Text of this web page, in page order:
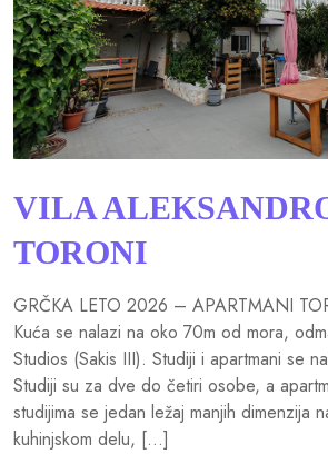
VILA
TORONI
GRČKA LETO 2026 – APARTMANI
Kuća se nalazi na oko 70m od mora,
Studios (Sakis III). Studiji i apartmani se
Studiji su za dve do četiri osobe, a
studijima se jedan ležaj manjih dimenzija
kuhinjskom delu, […]